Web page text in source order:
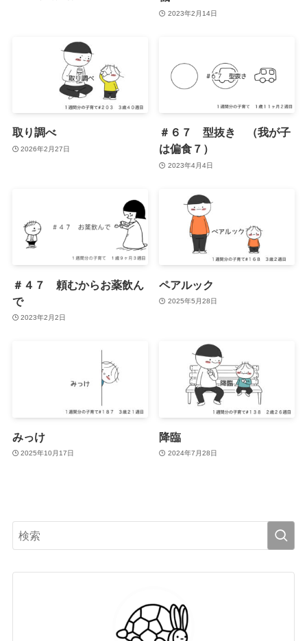
2023年2月14日
取り調べ
2026年2月27日
＃６７ 型抜き （我が子
は偏食７）
2023年4月4日
＃４７ 頼むからお薬飲ん
で
2023年2月2日
ペアルック
2025年5月28日
みっけ
2025年10月17日
降臨
2024年7月28日